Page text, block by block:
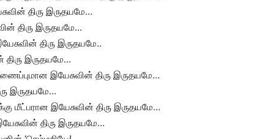
திரு இருதயமே…
திரு இருதயமே…
திரு இருதயமே..
திரு இருதயமே…
இயேசுவின் திரு இருதயமே…
இருதயமே…
மீட்பரான இயேசுவின் திரு இருதயமே…
திரு இருதயமே…